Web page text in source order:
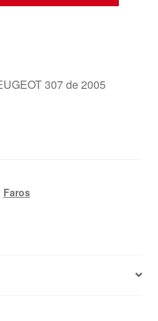
307 de 2005
Faros